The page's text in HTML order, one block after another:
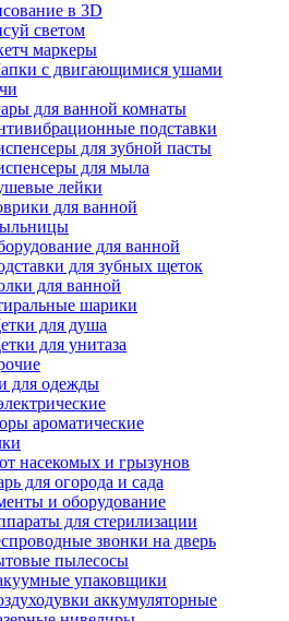
в 3D
светом
маркеры
с двигающимися ушами
для ванной комнаты
подставки
для зубной пасты
для мыла
лейки
для ванной
для ванной
для зубных щеток
для ванной
шарики
для душа
для унитаза
для одежды
ароматические
насекомых и грызунов
для огорода и сада
и оборудование
для стерилизации
звонки на дверь
пылесосы
упаковщики
аккумуляторные